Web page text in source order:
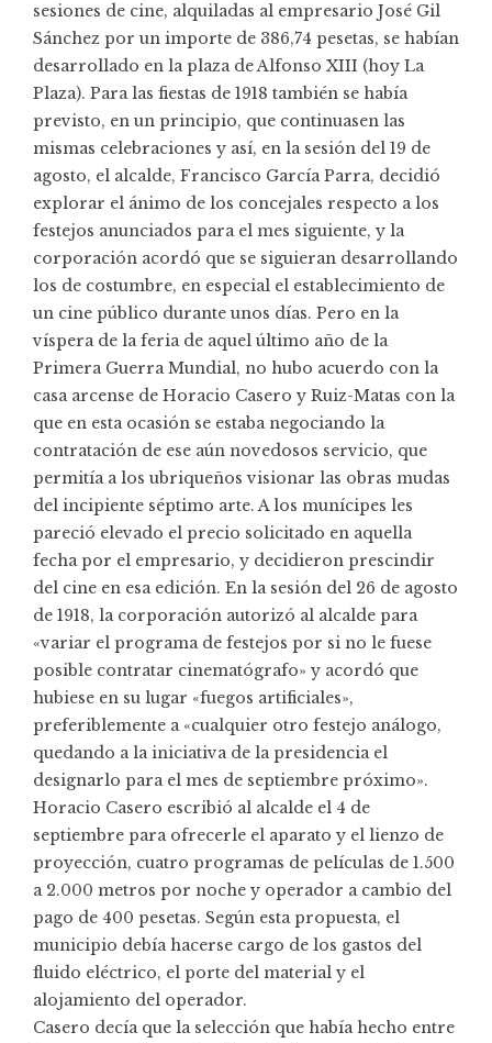
sesiones de cine, alquiladas al empresario José Gil
Sánchez por un importe de 386,74 pesetas, se habían
desarrollado en la plaza de Alfonso XIII (hoy La
Plaza). Para las fiestas de 1918 también se había
previsto, en un principio, que continuasen las
mismas celebraciones y así, en la sesión del 19 de
agosto, el alcalde, Francisco García Parra, decidió
explorar el ánimo de los concejales respecto a los
festejos anunciados para el mes siguiente, y la
corporación acordó que se siguieran desarrollando
los de costumbre, en especial el establecimiento de
un cine público durante unos días. Pero en la
víspera de la feria de aquel último año de la
Primera Guerra Mundial, no hubo acuerdo con la
casa arcense de Horacio Casero y Ruiz-Matas con la
que en esta ocasión se estaba negociando la
contratación de ese aún novedosos servicio, que
permitía a los ubriqueños visionar las obras mudas
del incipiente séptimo arte. A los munícipes les
pareció elevado el precio solicitado en aquella
fecha por el empresario, y decidieron prescindir
del cine en esa edición. En la sesión del 26 de agosto
de 1918, la corporación autorizó al alcalde para
«variar el programa de festejos por si no le fuese
posible contratar cinematógrafo» y acordó que
hubiese en su lugar «fuegos artificiales»,
preferiblemente a «cualquier otro festejo análogo,
quedando a la iniciativa de la presidencia el
designarlo para el mes de septiembre próximo».
Horacio Casero escribió al alcalde el 4 de
septiembre para ofrecerle el aparato y el lienzo de
proyección, cuatro programas de películas de 1.500
a 2.000 metros por noche y operador a cambio del
pago de 400 pesetas. Según esta propuesta, el
municipio debía hacerse cargo de los gastos del
fluido eléctrico, el porte del material y el
alojamiento del operador.
Casero decía que la selección que había hecho entre